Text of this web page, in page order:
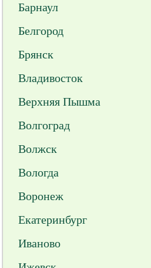
Барнаул
Белгород
Брянск
Владивосток
Верхняя Пышма
Волгоград
Волжск
Вологда
Воронеж
Екатеринбург
Иваново